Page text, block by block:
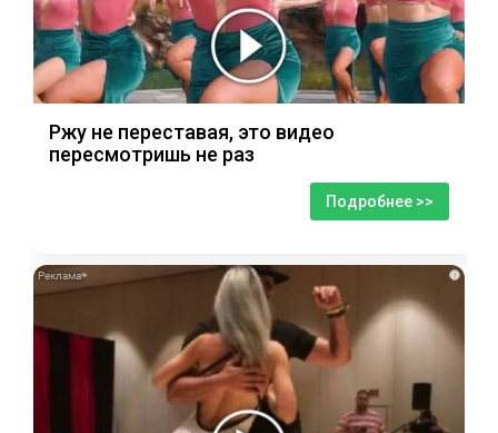
Ржу не переставая, это видео
пересмотришь не раз
Подробнее >>
i